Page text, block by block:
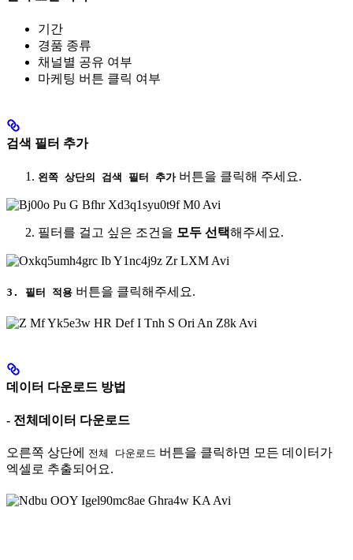
기간
경품 종류
채널별 공유 여부
마케팅 버튼 클릭 여부
검색 필터 추가
왼쪽 상단의 검색 필터 추가버튼을 클릭해 주세요.
필터를 걸고 싶은 조건을 모두 선택해주세요.
3. 필터 적용 버튼을 클릭해주세요.
데이터 다운로드 방법
- 전체데이터 다운로드
오른쪽 상단에 전체 다운로드 버튼을 클릭하면 모든 데이터가
엑셀로 추출되어요.